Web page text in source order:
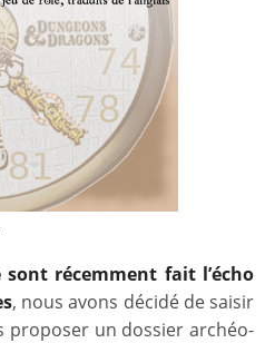
sont récemment fait l’écho
, nous avons décidé de saisir
proposer un dossier archéo-